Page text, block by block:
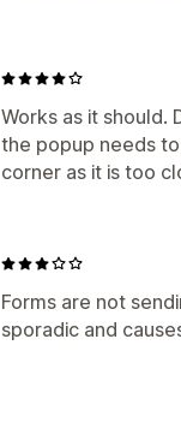
Works as it should.
the popup needs
corner as it is too
Forms are not
sporadic and